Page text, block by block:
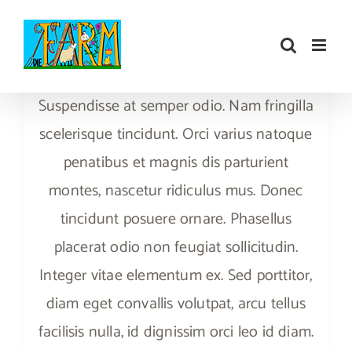
springen
Suspendisse at semper odio. Nam fringilla
scelerisque tincidunt. Orci varius natoque
penatibus et magnis dis parturient
montes, nascetur ridiculus mus. Donec
tincidunt posuere ornare. Phasellus
placerat odio non feugiat sollicitudin.
Integer vitae elementum ex. Sed porttitor,
diam eget convallis volutpat, arcu tellus
facilisis nulla, id dignissim orci leo id diam.